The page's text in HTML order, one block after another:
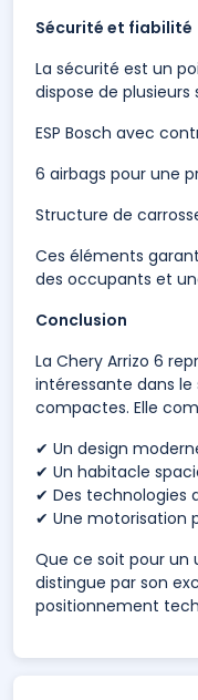
Sécurité et fiabilité
La sécurité est un
dispose de
ESP Bosch avec
6 airbags pour une
Structure de
Ces éléments
des occupants et
Conclusion
La Chery Arrizo 6
intéressante dans
compactes. Elle
✔ Un design
✔ Un habitacle
✔ Des technologies
✔ Une motorisation
Que ce soit pour un
distingue par son
positionnement